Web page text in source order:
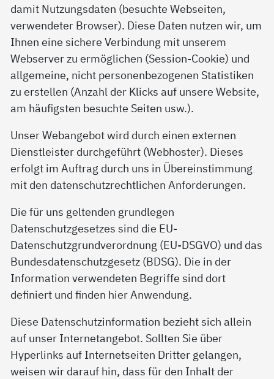
damit Nutzungsdaten (besuchte Webseiten,
verwendeter Browser). Diese Daten nutzen wir, um
Ihnen eine sichere Verbindung mit unserem
Webserver zu ermöglichen (Session-Cookie) und
allgemeine, nicht personenbezogenen Statistiken
zu erstellen (Anzahl der Klicks auf unsere Website,
am häufigsten besuchte Seiten usw.).
Unser Webangebot wird durch einen externen
Dienstleister durchgeführt (Webhoster). Dieses
erfolgt im Auftrag durch uns in Übereinstimmung
mit den datenschutzrechtlichen Anforderungen.
Die für uns geltenden grundlegen
Datenschutzgesetzes sind die EU-
Datenschutzgrundverordnung (EU-DSGVO) und das
Bundesdatenschutzgesetz (BDSG). Die in der
Information verwendeten Begriffe sind dort
definiert und finden hier Anwendung.
Diese Datenschutzinformation bezieht sich allein
auf unser Internetangebot. Sollten Sie über
Hyperlinks auf Internetseiten Dritter gelangen,
weisen wir darauf hin, dass für den Inhalt der